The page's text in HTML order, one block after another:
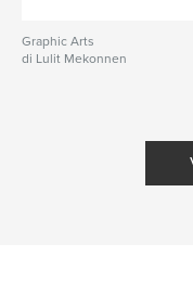
Graphic Arts
di Lulit Mekonnen